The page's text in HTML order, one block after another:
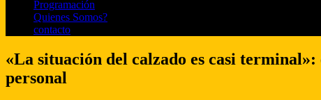
Programación
Quienes Somos?
contacto
«La situación del calzado es casi
personal